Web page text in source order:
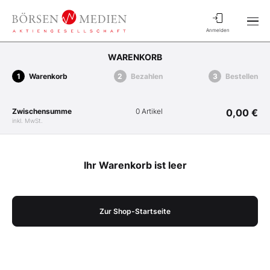
Anmelden
WARENKORB
Warenkorb Bezahlen Bestellen
Zwischensumme
inkl. MwSt.
0 Artikel 0,00 €
Ihr Warenkorb ist leer
Zur Shop-Startseite